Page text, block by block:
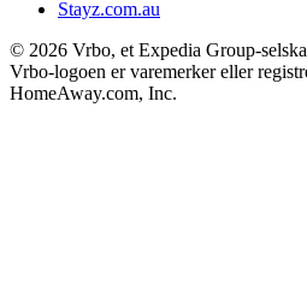
Stayz.com.au
© 2026 Vrbo, et Expedia Group-
Vrbo-logoen er varemerker eller
HomeAway.com, Inc.